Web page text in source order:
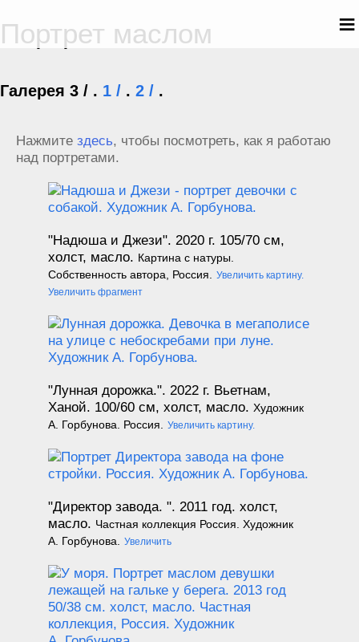
≡
Портрет маслом
Галерея 3 / . 1 / . 2 / .
Нажмите здесь, чтобы посмотреть, как я работаю
над портретами.
"Надюша и Джези". 2020 г. 105/70 см,
холст, масло. Картина с натуры.
Собственность автора, Россия. Увеличить картину.
Увеличить фрагмент
"Лунная дорожка.". 2022 г. Вьетнам,
Ханой. 100/60 см, холст, масло. Художник
А. Горбунова. Россия. Увеличить картину.
"Директор завода. ". 2011 год. холст,
масло. Частная коллекция Россия. Художник
А. Горбунова. Увеличить